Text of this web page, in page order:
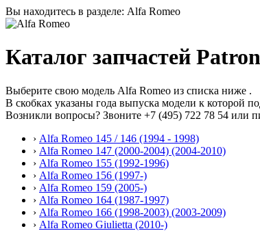
Вы находитесь в разделе: Alfa Romeo
Каталог запчастей
Выберите свою модель Alfa Romeo из списка ниже .
В скобках указаны года выпуска модели к которой
Возникли вопросы? Звоните +7 (495) 722 78 54 или
› Alfa Romeo 145 / 146 (1994 - 1998)
› Alfa Romeo 147 (2000-2004) (2004-2010)
› Alfa Romeo 155 (1992-1996)
› Alfa Romeo 156 (1997-)
› Alfa Romeo 159 (2005-)
› Alfa Romeo 164 (1987-1997)
› Alfa Romeo 166 (1998-2003) (2003-2009)
› Alfa Romeo Giulietta (2010-)